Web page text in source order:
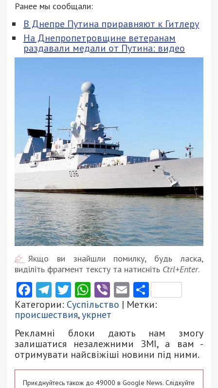
Ранее мы сообщали:
В Днепре Путина приравняют к Гитлеру
На Днепропетровщине ветеранам
раздавали медали от Путина: видео
Якщо ви знайшли помилку, будь ласка,
виділіть фрагмент тексту та натисніть Ctrl+Enter.
Facebook
Telegram
Twitter
WhatsApp
ViberEmail
Категории: Суспільство | Метки:
происшествия,укрнет
Рекламні блоки дають нам змогу
залишатися незалежними ЗМІ, а вам -
отримувати найсвіжіші новини під ними.
Приєднуйтесь також до 49000 в Google News. Слідкуйте